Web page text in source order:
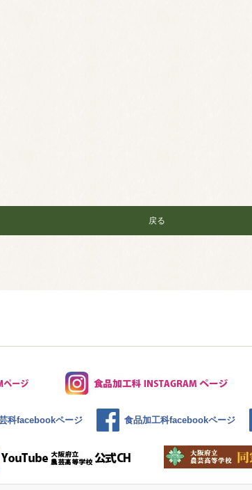
戻る
科facebookページ 食品加工科facebookページ